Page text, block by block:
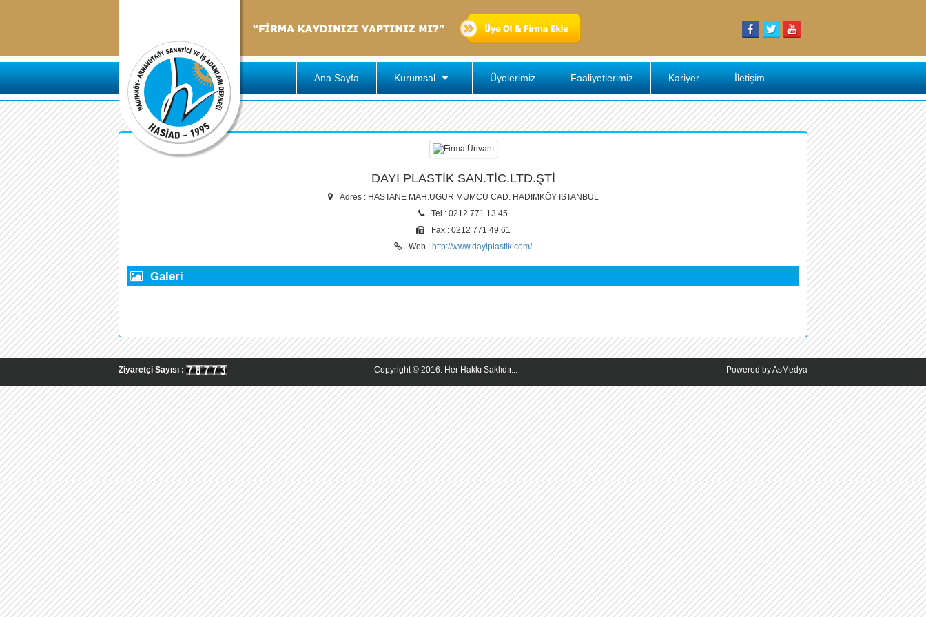
Ana Sayfa Kurumsal Üyelerimiz Faaliyetlerimiz Kariyer İletişim
DAYI PLASTİK SAN.TİC.LTD.ŞTİ
Adres : HASTANE MAH.UGUR MUMCU CAD. HADIMKÖY ISTANBUL
Tel : 0212 771 13 45
Fax : 0212 771 49 61
Web : http://www.dayiplastik.com/
Galeri
Ziyaretçi Sayısı : Copyright © 2016. Her Hakkı Saklıdır... Powered by AsMedya